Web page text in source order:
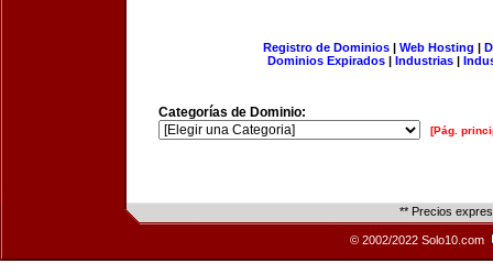
Registro de Dominios| Web Hosting |
Dominios Expirados | Industrias |
Categorías de Dominio:
[Pág.
** Precios
© 2002/2022 Solo10.com